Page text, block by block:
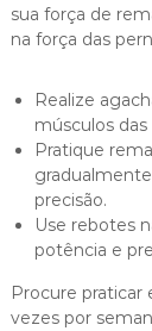
sua força de
na força das
Realize
músculos
Pratique
precisão.
Use rebotes
potência e
Procure praticar
vezes por